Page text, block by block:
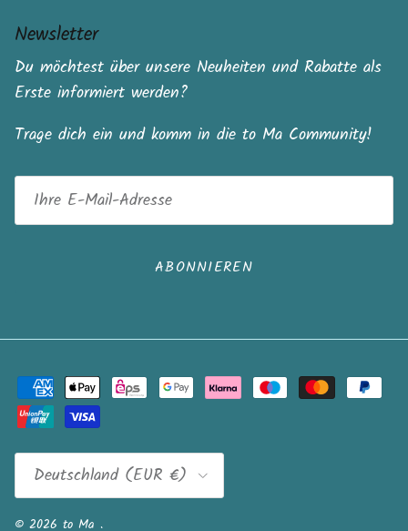
Newsletter
Du möchtest über unsere Neuheiten und Rabatte als
Erste informiert werden?
Trage dich ein und komm in die to Ma Community!
ABONNIEREN
Land/Region
Deutschland (EUR €)
© 2026 to Ma .